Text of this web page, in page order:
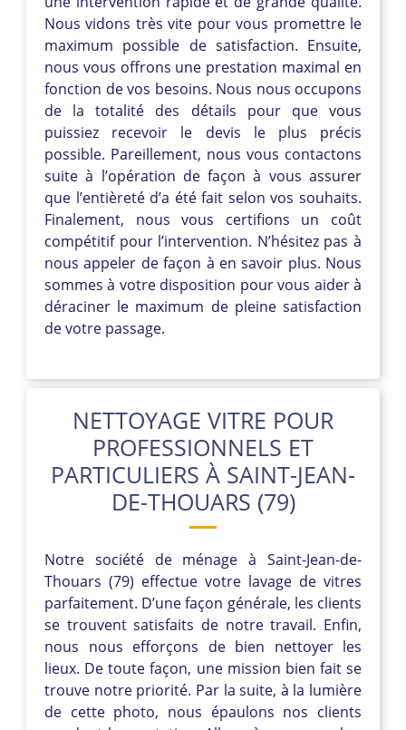
Nous vidons très vite pour vous promettre le
maximum possible de satisfaction. Ensuite,
nous vous offrons une prestation maximal en
fonction de vos besoins. Nous nous occupons
de la totalité des détails pour que vous
puissiez recevoir le devis le plus précis
possible. Pareillement, nous vous contactons
suite à l’opération de façon à vous assurer
que l’entièreté d’a été fait selon vos souhaits.
Finalement, nous vous certifions un coût
compétitif pour l’intervention. N’hésitez pas à
nous appeler de façon à en savoir plus. Nous
sommes à votre disposition pour vous aider à
déraciner le maximum de pleine satisfaction
de votre passage.
NETTOYAGE VITRE POUR
PROFESSIONNELS ET
PARTICULIERS À SAINT-JEAN-
DE-THOUARS (79)
Notre société de ménage à Saint-Jean-de-
Thouars (79) effectue votre lavage de vitres
parfaitement. D’une façon générale, les clients
se trouvent satisfaits de notre travail. Enfin,
nous nous efforçons de bien nettoyer les
lieux. De toute façon, une mission bien fait se
trouve notre priorité. Par la suite, à la lumière
de cette photo, nous épaulons nos clients